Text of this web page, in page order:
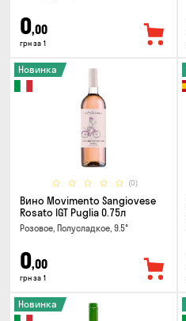
0,00
грн за 1
(0)
Новинка
Вино Movimento Sangiovese
Rosato IGT Puglia 0.75л
Розовое, Полусладкое, 9.5°
0,00
грн за 1
Новинка